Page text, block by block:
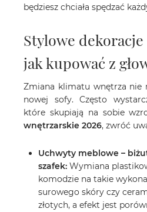
będziesz chciała spędzać
Stylowe
jak kupować z
Zmiana klimatu wnętrza nie
nowej sofy. Często
które skupiają na sobie
wnętrzarskie 2026, zwróć
Uchwyty meblowe –
szafek: Wymiana
komodzie na takie
surowego skóry czy
złotych, a efekt jest